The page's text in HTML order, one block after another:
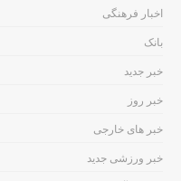
اخبار فرهنگی
بانک
خبر جدید
خبر روز
خبر های خارجی
خبر ورزشی جدید